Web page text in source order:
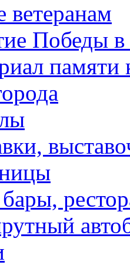
Победы
памяти